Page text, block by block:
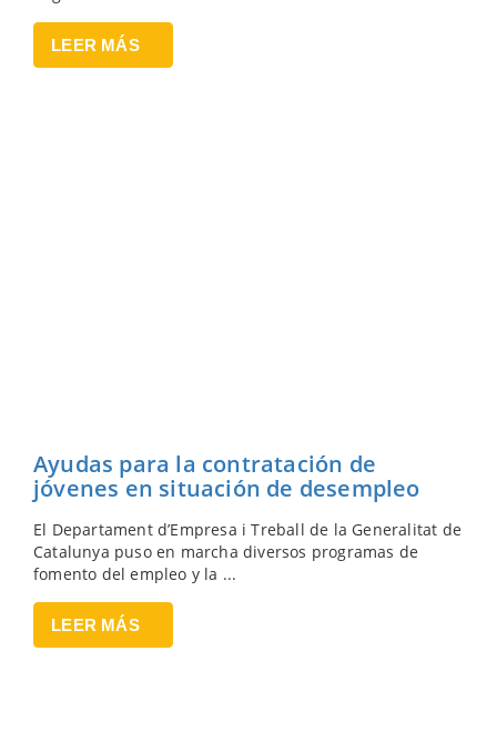
LEER MÁS
Ayudas para la contratación de
jóvenes en situación de desempleo
El Departament d’Empresa i Treball de la Generalitat de
Catalunya puso en marcha diversos programas de
fomento del empleo y la ...
LEER MÁS